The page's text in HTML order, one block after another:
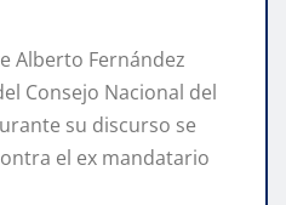
Alberto Fernández
Consejo Nacional del
su discurso se
el ex mandatario